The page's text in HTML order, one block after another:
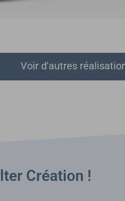
Voir d'autres
Création !